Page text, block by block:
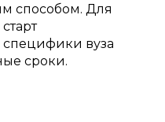
способом. Для
специфики вуза
сроки.